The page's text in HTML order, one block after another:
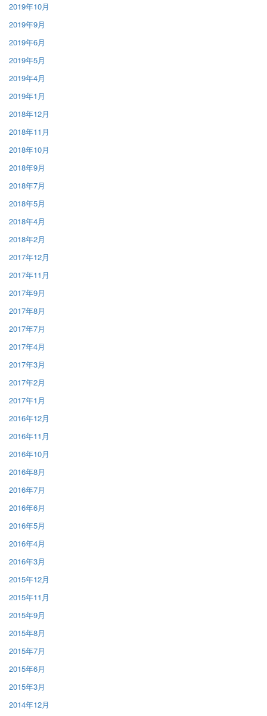
2019年10月
2019年9月
2019年6月
2019年5月
2019年4月
2019年1月
2018年12月
2018年11月
2018年10月
2018年9月
2018年7月
2018年5月
2018年4月
2018年2月
2017年12月
2017年11月
2017年9月
2017年8月
2017年7月
2017年4月
2017年3月
2017年2月
2017年1月
2016年12月
2016年11月
2016年10月
2016年8月
2016年7月
2016年6月
2016年5月
2016年4月
2016年3月
2015年12月
2015年11月
2015年9月
2015年8月
2015年7月
2015年6月
2015年3月
2014年12月